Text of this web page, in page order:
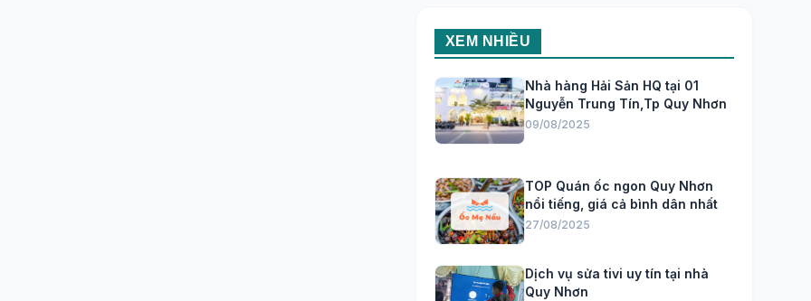
XEM NHIỀU
Nhà hàng Hải Sản HQ tại 01
Nguyễn Trung Tín,Tp Quy Nhơn
09/08/2025
TOP Quán ốc ngon Quy Nhơn
nổi tiếng, giá cả bình dân nhất
27/08/2025
Dịch vụ sửa tivi uy tín tại nhà
Quy Nhơn